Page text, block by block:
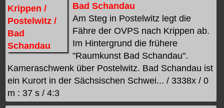
Bad Schandau
Am Steg in Postelwitz legt die
Fähre der OVPS nach Krippen ab.
Im Hintergrund die frühere
"Raumkunst Bad Schandau".
Kameraschwenk über Postelwitz. Bad Schandau ist
ein Kurort in der Sächsischen Schwei... / 3338x / 0
m : 37 s / 4:3